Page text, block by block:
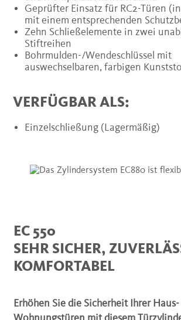
Geprüfter Einsatz für RC2-Türen
mit einem entsprechenden
Zehn Schließelemente in zwei
Stiftreihen
Bohrmulden-/Wendeschlüssel mit
auswechselbaren, farbigen
VERFÜGBAR ALS:
Einzelschließung (Lagermäßig)
EC 550
SEHR SICHER,
KOMFORTABEL
Erhöhen Sie die Sicherheit Ihrer